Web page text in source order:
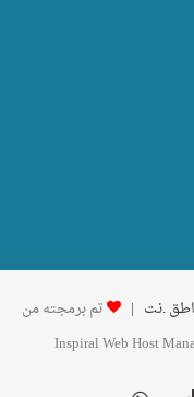
تم برمجته من
Inspiral Web Host